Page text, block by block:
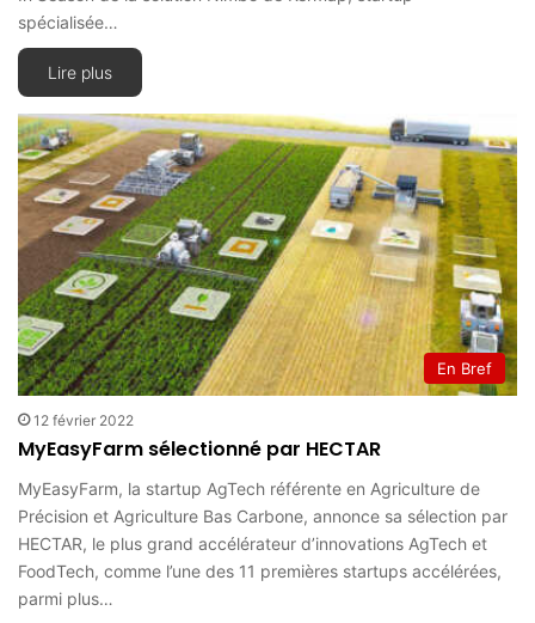
spécialisée…
Lire plus
En Bref
12 février 2022
MyEasyFarm sélectionné par HECTAR
MyEasyFarm, la startup AgTech référente en Agriculture de
Précision et Agriculture Bas Carbone, annonce sa sélection par
HECTAR, le plus grand accélérateur d’innovations AgTech et
FoodTech, comme l’une des 11 premières startups accélérées,
parmi plus…